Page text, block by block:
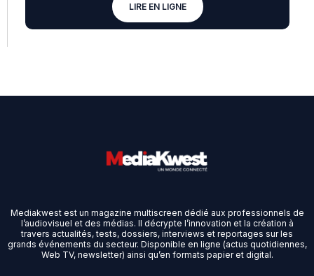
LIRE EN LIGNE
Mediakwest est un magazine multiscreen dédié aux professionnels de
l’audiovisuel et des médias. Il décrypte l’innovation et la création à
travers actualités, tests, dossiers, interviews et reportages sur les
grands événements du secteur. Disponible en ligne (actus quotidiennes,
Web TV, newsletter) ainsi qu’en formats papier et digital.